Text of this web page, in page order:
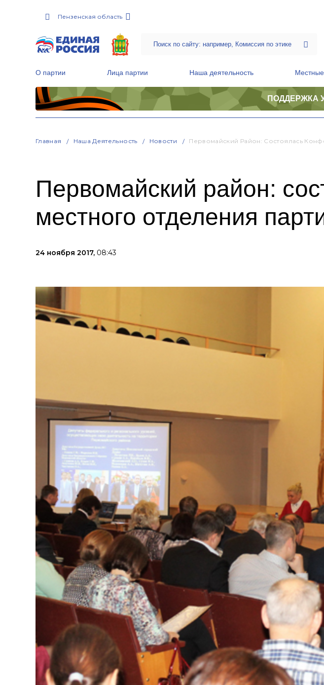
Пензенская область
О партии Лица партии Наша деятельность
ПОДДЕРЖКА
Главная Наша Деятельность Новости Первомайский Район: Состоялась
Первомайский район:
местного отделения
24 ноября 2017, 08:43